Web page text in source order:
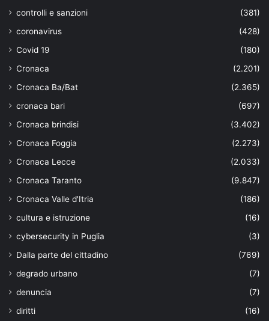
controlli e sanzioni
(381)
coronavirus
(428)
Covid 19
(180)
Cronaca
(2.201)
Cronaca Ba/Bat
(2.365)
cronaca bari
(697)
Cronaca brindisi
(3.402)
Cronaca Foggia
(2.273)
Cronaca Lecce
(2.033)
Cronaca Taranto
(9.847)
Cronaca Valle d'Itria
(186)
cultura e istruzione
(16)
cybersecurity in Puglia
(3)
Dalla parte del cittadino
(769)
degrado urbano
(7)
denuncia
(7)
diritti
(16)